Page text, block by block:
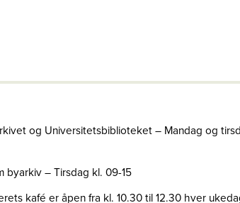
og Universitetsbiblioteket – Mandag og
byarkiv – Tirsdag kl. 09-15
kafé er åpen fra kl. 10.30 til 12.30 hver